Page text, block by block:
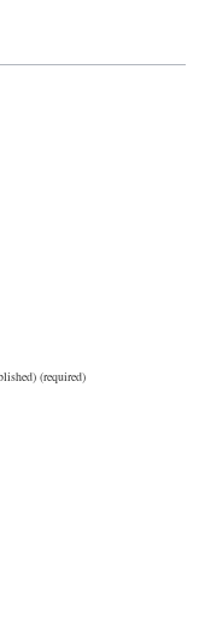
(required)